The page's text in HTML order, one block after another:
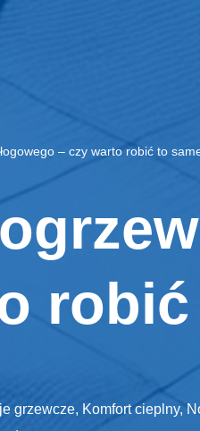
– czy warto robić to
grzewcze, Komfort cieplny,